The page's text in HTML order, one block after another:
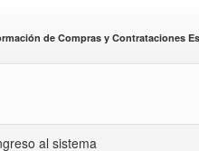
de Compras y Contrataciones
al sistema